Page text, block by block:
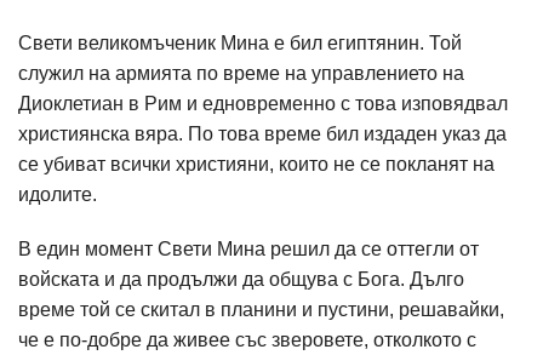
Свети великомъченик Мина е бил египтянин. Той
служил на армията по време на управлението на
Диоклетиан в Рим и едновременно с това изповядвал
християнска вяра. По това време бил издаден указ да
се убиват всички християни, които не се покланят на
идолите.
В един момент Свети Мина решил да се оттегли от
войската и да продължи да общува с Бога. Дълго
време той се скитал в планини и пустини, решавайки,
че е по-добре да живее със зверовете, отколкото с